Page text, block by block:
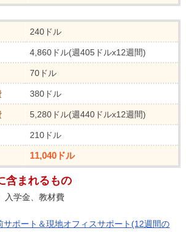
240ドル
4,860ドル(週405ドルx12週間)
70ドル
380ドル
5,280ドル(週440ドルx12週間)
210ドル
11,040ドル
含まれるもの
入学金、教材費
サポート＆現地オフィスサポート(12週間の